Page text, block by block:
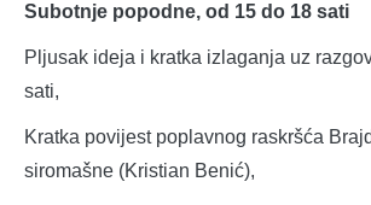
Subotnje popodne, od 15 do 18 sati
Pljusak ideja i kratka izlaganja uz
sati,
Kratka povijest poplavnog raskršća
siromašne (Kristian Benić),